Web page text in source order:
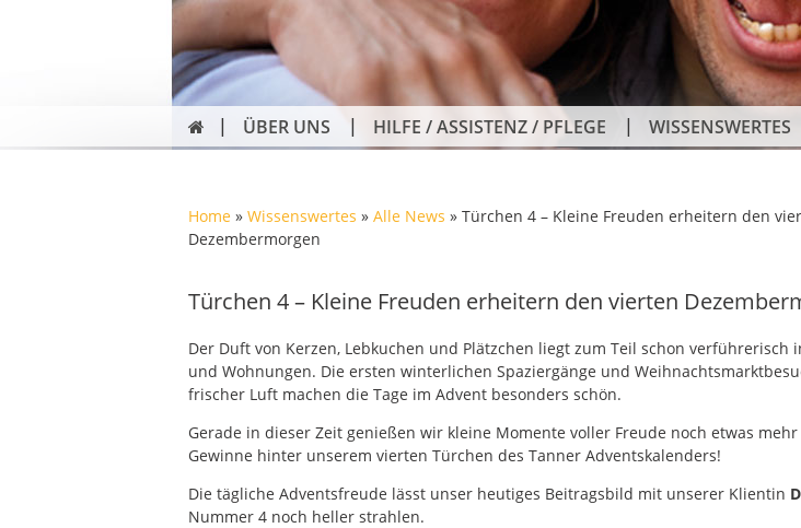
ÜBER UNS HILFE / ASSISTENZ / PFLEGE WISSENSWERTES
Home » Wissenswertes » Alle News » Türchen 4 – Kleine Freuden erheitern den
Dezembermorgen
Türchen 4 – Kleine Freuden erheitern den vierten
Der Duft von Kerzen, Lebkuchen und Plätzchen liegt zum Teil schon verführerisch
und Wohnungen. Die ersten winterlichen Spaziergänge und
frischer Luft machen die Tage im Advent besonders schön.
Gerade in dieser Zeit genießen wir kleine Momente voller Freude noch etwas
Gewinne hinter unserem vierten Türchen des Tanner Adventskalenders!
Die tägliche Adventsfreude lässt unser heutiges Beitragsbild mit unserer Klientin
Nummer 4 noch heller strahlen.